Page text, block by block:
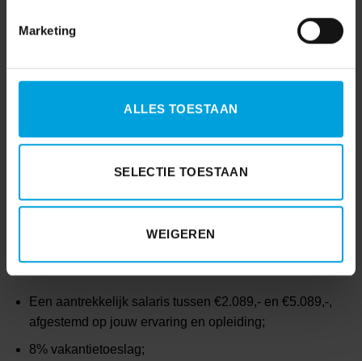
Marketing
ALLES TOESTAAN
SELECTIE TOESTAAN
WEIGEREN
en uitdagen om het beste uit zichzelf te halen. Daarnaast
opleidingsmogelijkheden binnen je vakgebied en
En ja, daar horen ook borrels, personeelsuitjes en een
Benieuwd naar onze collega’s? Neem een kijkje bij ‘Even
Je kunt rekenen op:
Een aantrekkelijk salaris tussen €2.089,- en €5.089,-,
afgestemd op jouw ervaring en opleiding;
8% vakantietoeslag;